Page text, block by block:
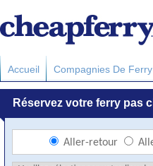
Accueil Compagnies De Ferry